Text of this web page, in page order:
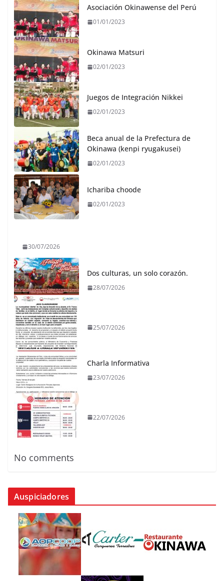
Asociación Okinawense del Perú
01/01/2023
Okinawa Matsuri
02/01/2023
Juegos de Integración Nikkei
02/01/2023
Beca anual de la Prefectura de
Okinawa (kenpi ryugakusei)
02/01/2023
Ichariba choode
02/01/2023
30/07/2026
Dos culturas, un solo corazón.
28/07/2026
25/07/2026
Charla Informativa
23/07/2026
22/07/2026
No comments
Auspiciadores